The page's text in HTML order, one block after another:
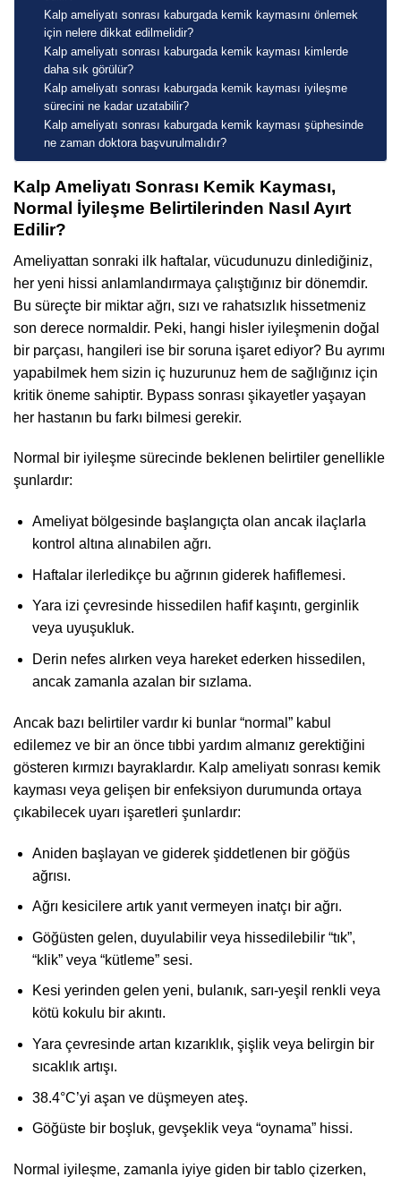
Kalp ameliyatı sonrası kaburgada kemik kaymasını önlemek
için nelere dikkat edilmelidir?
Kalp ameliyatı sonrası kaburgada kemik kayması kimlerde
daha sık görülür?
Kalp ameliyatı sonrası kaburgada kemik kayması iyileşme
sürecini ne kadar uzatabilir?
Kalp ameliyatı sonrası kaburgada kemik kayması şüphesinde
ne zaman doktora başvurulmalıdır?
Kalp Ameliyatı Sonrası Kemik Kayması,
Normal İyileşme Belirtilerinden Nasıl Ayırt
Edilir?
Ameliyattan sonraki ilk haftalar, vücudunuzu dinlediğiniz,
her yeni hissi anlamlandırmaya çalıştığınız bir dönemdir.
Bu süreçte bir miktar ağrı, sızı ve rahatsızlık hissetmeniz
son derece normaldir. Peki, hangi hisler iyileşmenin doğal
bir parçası, hangileri ise bir soruna işaret ediyor? Bu ayrımı
yapabilmek hem sizin iç huzurunuz hem de sağlığınız için
kritik öneme sahiptir. Bypass sonrası şikayetler yaşayan
her hastanın bu farkı bilmesi gerekir.
Normal bir iyileşme sürecinde beklenen belirtiler genellikle
şunlardır:
Ameliyat bölgesinde başlangıçta olan ancak ilaçlarla
kontrol altına alınabilen ağrı.
Haftalar ilerledikçe bu ağrının giderek hafiflemesi.
Yara izi çevresinde hissedilen hafif kaşıntı, gerginlik
veya uyuşukluk.
Derin nefes alırken veya hareket ederken hissedilen,
ancak zamanla azalan bir sızlama.
Ancak bazı belirtiler vardır ki bunlar “normal” kabul
edilemez ve bir an önce tıbbi yardım almanız gerektiğini
gösteren kırmızı bayraklardır. Kalp ameliyatı sonrası kemik
kayması veya gelişen bir enfeksiyon durumunda ortaya
çıkabilecek uyarı işaretleri şunlardır:
Aniden başlayan ve giderek şiddetlenen bir göğüs
ağrısı.
Ağrı kesicilere artık yanıt vermeyen inatçı bir ağrı.
Göğüsten gelen, duyulabilir veya hissedilebilir “tık”,
“klik” veya “kütleme” sesi.
Kesi yerinden gelen yeni, bulanık, sarı-yeşil renkli veya
kötü kokulu bir akıntı.
Yara çevresinde artan kızarıklık, şişlik veya belirgin bir
sıcaklık artışı.
38.4°C’yi aşan ve düşmeyen ateş.
Göğüste bir boşluk, gevşeklik veya “oynama” hissi.
Normal iyileşme, zamanla iyiye giden bir tablo çizerken,